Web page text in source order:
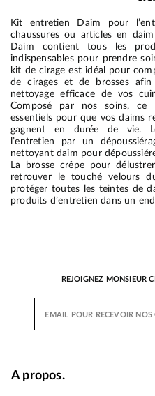
Kit entretien Daim pour
chaussures ou articles en
Daim contient tous les
indispensables pour prendre
kit de cirage est idéal pour
de cirages et de brosses
nettoyage efficace de vos
Composé par nos soins, ce
essentiels pour que vos daims
gagnent en durée de vie.
l’entretien par un
nettoyant daim pour
La brosse crêpe pour
retrouver le touché velours
protéger toutes les teintes de
produits d’entretien dans un
REJOIGNEZ MONSIEUR
A propos.